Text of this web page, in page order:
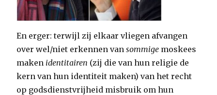
En erger: terwijl zij elkaar vliegen afvangen
over wel/niet erkennen vansommige moskees
maken identitairen (zij die van hun religie de
kern van hun identiteit maken) van het recht
op godsdienstvrijheid misbruik om hun